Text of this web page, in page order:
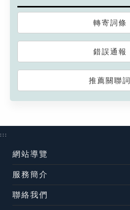
轉寄詞條
錯誤通報
推薦關聯詞
:::
網站導覽
服務簡介
聯絡我們